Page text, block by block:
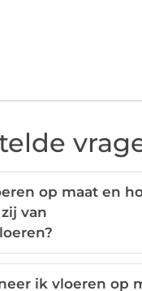
op maat en
van
ik vloeren op